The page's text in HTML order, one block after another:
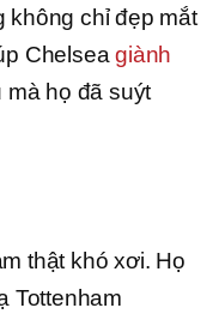
không chỉ đẹp mắt
Chelseagiành
mà họ đã suýt
thật khó xơi. Họ
Tottenham